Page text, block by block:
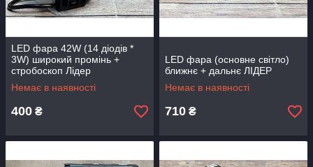
LED фара 42W (14 діодів *
3W) широкий промінь +
стробоскоп Лідер
Немає в наявності
400 ₴
LED фара (основне світло)
ближнє + дальнє ЛІДЕР
Немає в наявності
710 ₴